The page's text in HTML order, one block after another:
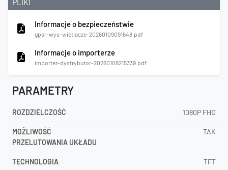
Informacje o bezpieczeństwie
gpsr-wys-wietlacze-20260109091648.pdf
Informacje o importerze
importer-dystrybutor-20260108215339.pdf
PARAMETRY
ROZDZIELCZOŚĆ 1080P FHD
MOŻLIWOŚĆ
PRZELUTOWANIA UKŁADU
TAK
TECHNOLOGIA TFT